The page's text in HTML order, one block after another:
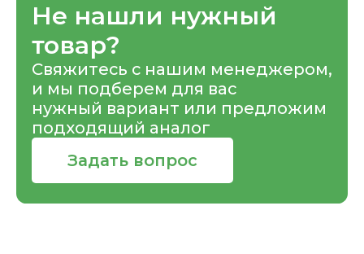
Не нашли нужный
товар?
Свяжитесь с нашим менеджером,
и мы подберем для вас
нужный вариант или предложим
подходящий аналог
Задать вопрос